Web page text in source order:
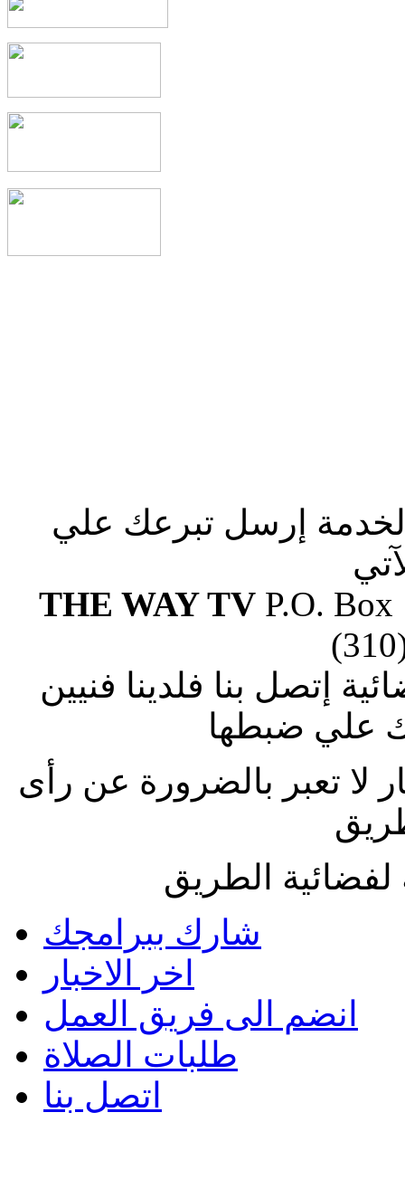
إرسل تبرعك علي
THE WAY TVP.O. Box
إتصل بنا فلدينا فنيين
علي ضبطها
لا تعبر بالضرورة عن رأى
الطريق
شارك ببرامجك
اخر الاخبار
انضم الى فريق العمل
طلبات الصلاة
اتصل بنا